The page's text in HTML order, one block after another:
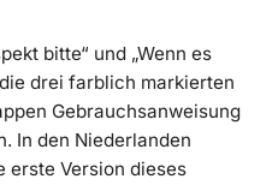
bitte“ und „Wenn es
drei farblich markierten
Gebrauchsanweisung
In den Niederlanden
erste Version dieses